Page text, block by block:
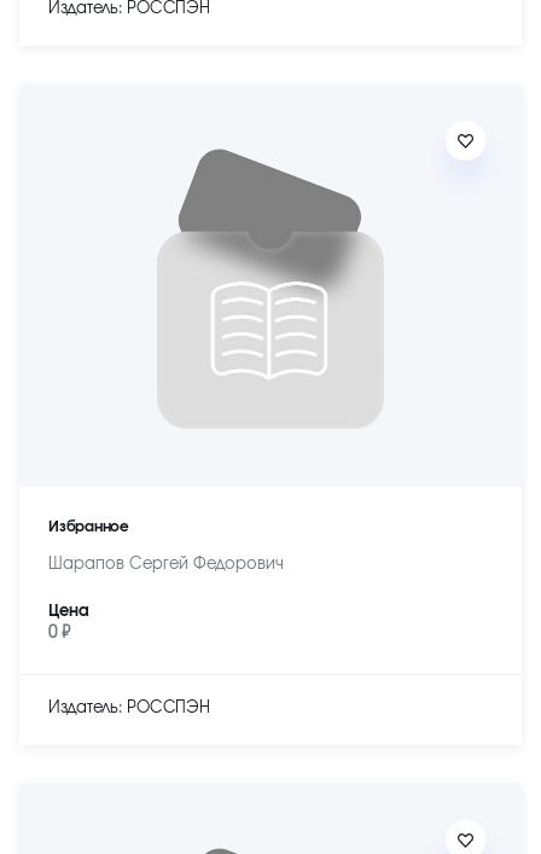
Издатель: РОССПЭН
Избранное
Шарапов Сергей Федорович
Цена
0 ₽
Издатель: РОССПЭН